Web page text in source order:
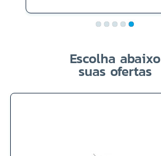
Escolha abaixo
suas ofertas